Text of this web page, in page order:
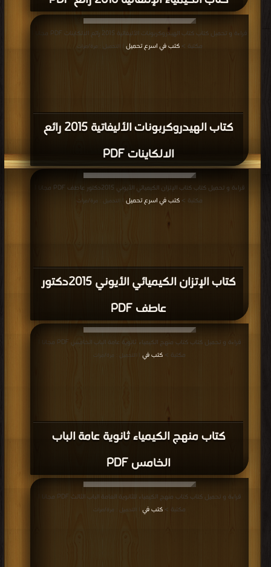
كتاب الهيدروكربونات الأليفاتية 2015 رائع
الالكاينات PDF
قراءة و تحميل كتاب كتاب الهيدروكربونات الأليفاتية 2015 رائع الالكاينات PDF مجانا |
مكتبة >كتب في اسرع تحميل
كتاب الإتزان الكيميائي الأيوني 2015دكتور
عاطف PDF
قراءة و تحميل كتاب كتاب الإتزان الكيميائي الأيوني 2015دكتور عاطف PDF مجانا |
مكتبة >كتب في اسرع تحميل
كتاب منهج الكيمياء ثانوية عامة الباب
الخامس PDF
قراءة و تحميل كتاب كتاب منهج الكيمياء ثانوية عامة الباب الخامس PDF مجانا |
مكتبة >كتب في
قراءة و تحميل كتاب كتاب منهج الكيمياء للثانوية العامة الباب الثالث PDF مجانا |
مكتبة >كتب في